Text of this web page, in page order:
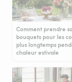
Comment prendre
bouquets pour les
plus longtemps
chaleur estivale